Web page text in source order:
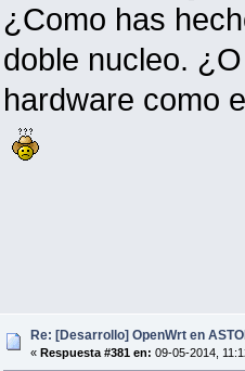
¿Como has
doble nucleo.
hardware como
Re: [Desarrollo] OpenWrt en
« Respuesta #381 en: 09-05-2014,